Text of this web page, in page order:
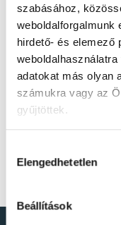
szabásához,
weboldalforgalmunk
hirdető- és elemező
adatokat más olyan
számukra vagy az
gyűjtöttek.
kiválasztása
Elengedhetetlen
Beállítások
Ft-tól / fő /